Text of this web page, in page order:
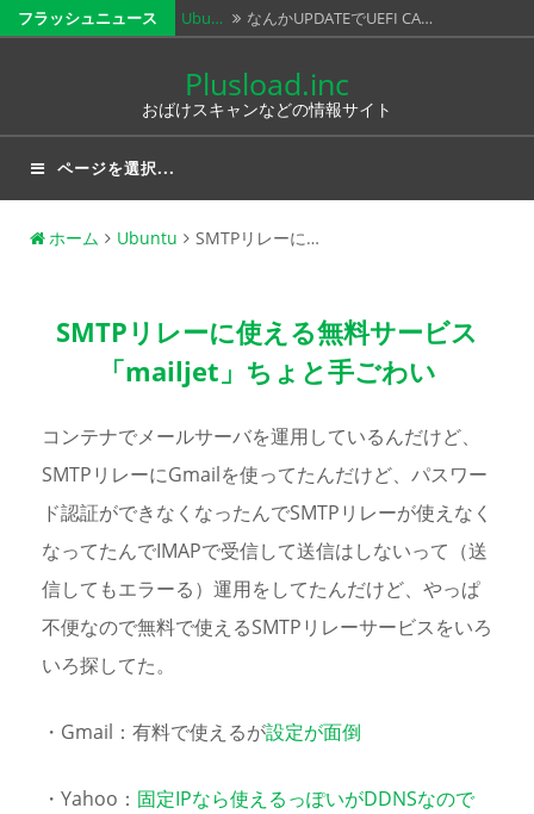
フラッシュニュース Ubu… なんかUPDATEでUEFI CA…
XPS… なんかWindows11が起動して…
Plusload.inc
おばけスキャンなどの情報サイト
ページを選択...
ホーム Ubuntu SMTPリレーに…
SMTPリレーに使える無料サービス
「mailjet」ちょと手ごわい
コンテナでメールサーバを運用しているんだけど、
SMTPリレーにGmailを使ってたんだけど、パスワー
ド認証ができなくなったんでSMTPリレーが使えなく
なってたんでIMAPで受信して送信はしないって（送
信してもエラーる）運用をしてたんだけど、やっぱ
不便なので無料で使えるSMTPリレーサービスをいろ
いろ探してた。
・Gmail：有料で使えるが設定が面倒
・Yahoo： 固定IPなら使えるっぽいがDDNSなので